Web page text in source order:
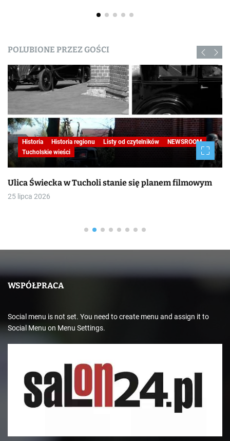
POLUBIONE PRZEZ GOŚCI
Historia Historia regionu Listy od czytelników
NEWSROOM
Tucholskie wieści
Ulica Świecka w Tucholi stanie się planem filmowym
25 lipca 2026
WSPÓŁPRACA
Social menu is not set. You need to create menu and assign it to
Social Menu on Menu Settings.